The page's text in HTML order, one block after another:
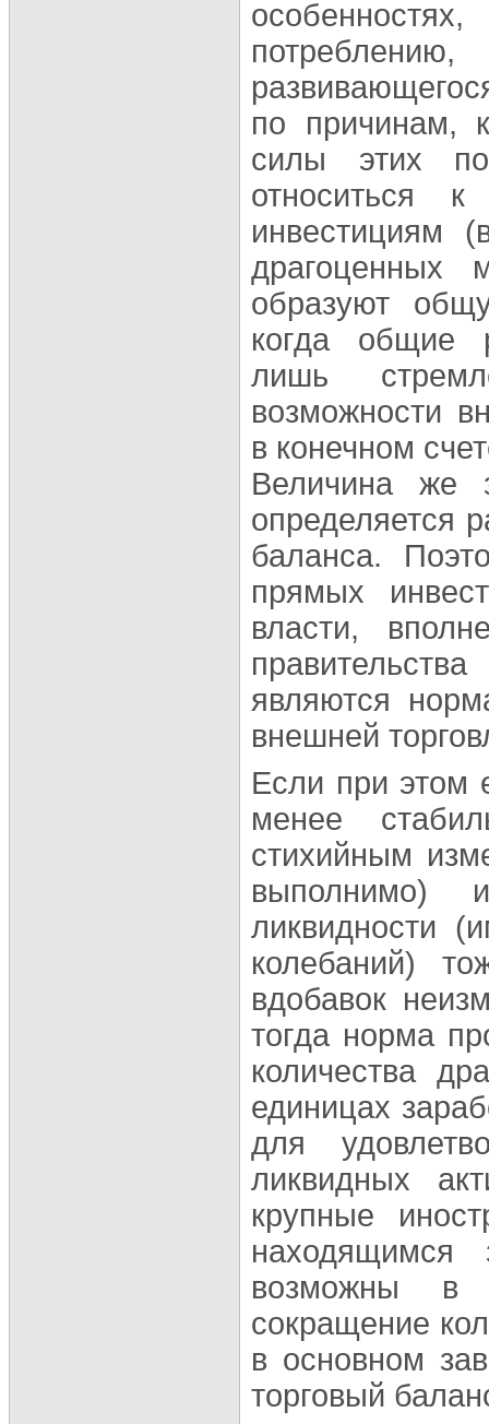
по причинам,
силы этих
относиться
инвестициям
драгоценных
образуют
когда общие
лишь
возможности
в конечном
Величина же
определяется
баланса.
прямых
власти,
являются
внешней
Если при этом
менее
стихийным
выполнимо)
ликвидности
колебаний)
вдобавок
тогда норма
количества
единицах
для
ликвидных
крупные
находящимся
возможны в
сокращение
в основном
торговый